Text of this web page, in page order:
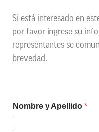
Si está interesado en
por favor ingrese su
representantes se
brevedad.
Nombre y Apellido *